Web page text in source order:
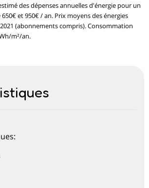
des dépenses annuelles d'énergie pour un
et 950€ / an. Prix moyens des énergies
(abonnements compris). Consommation
m²/an.